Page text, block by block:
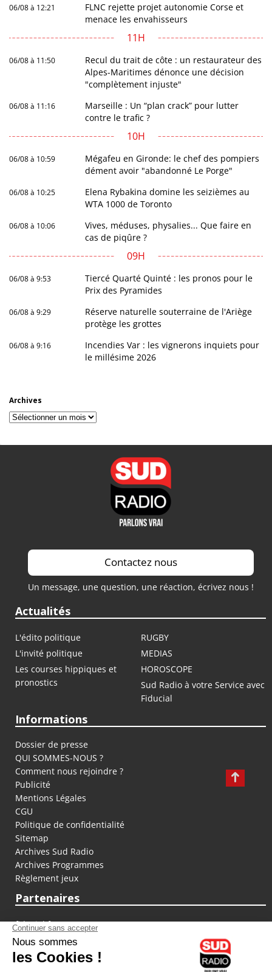
06/08 à 12:21
FLNC rejette projet autonomie Corse et
menace les envahisseurs
11H
06/08 à 11:50
Recul du trait de côte : un restaurateur des
Alpes-Maritimes dénonce une décision
"complètement injuste"
06/08 à 11:16
Marseille : Un “plan crack” pour lutter
contre le trafic ?
10H
06/08 à 10:59
Mégafeu en Gironde: le chef des pompiers
dément avoir "abandonné Le Porge"
06/08 à 10:25
Elena Rybakina domine les seizièmes au
WTA 1000 de Toronto
06/08 à 10:06
Vives, méduses, physalies... Que faire en
cas de piqûre ?
09H
06/08 à 9:53
Tiercé Quarté Quinté : les pronos pour le
Prix des Pyramides
06/08 à 9:29
Réserve naturelle souterraine de l'Ariège
protège les grottes
06/08 à 9:16
Incendies Var : les vignerons inquiets pour
le millésime 2026
Archives
Archives
Contactez nous
Un message, une question, une réaction, écrivez nous !
Actualités
L'édito politique
RUGBY
L'invité politique
MEDIAS
Les courses hippiques et
pronostics
HOROSCOPE
Sud Radio à votre Service avec
Fiducial
Informations
Dossier de presse
QUI SOMMES-NOUS ?
Comment nous rejoindre ?
Publicité
Mentions Légales
CGU
Politique de confidentialité
Sitemap
Archives Sud Radio
Archives Programmes
Règlement jeux
Partenaires
fiducial.fr
lyoncapitale.fr
olympique-et-lyonnais.com